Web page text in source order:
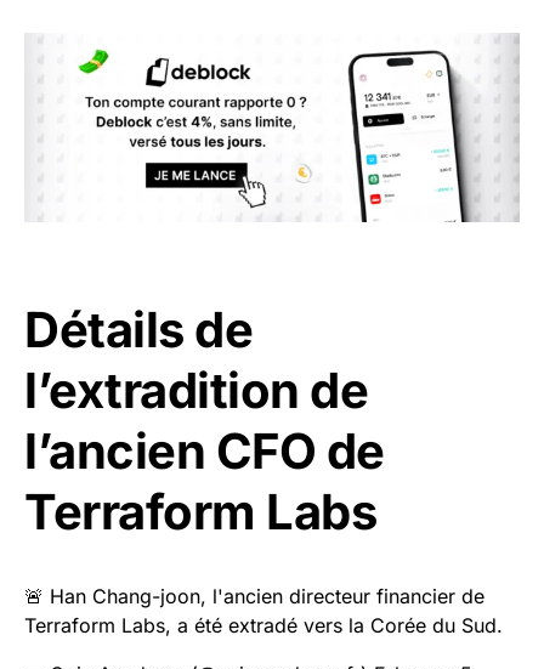
Détails de
l’extradition de
l’ancien CFO de
Terraform Labs
🚨 Han Chang-joon, l'ancien directeur financier de
Terraform Labs, a été extradé vers la Corée du Sud.